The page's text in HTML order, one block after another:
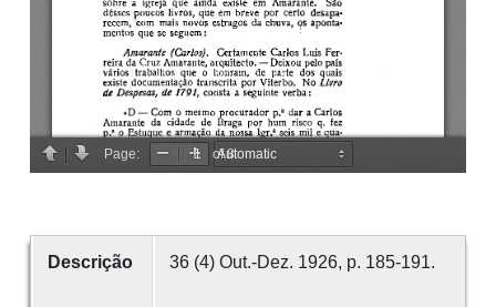
Descrição 36 (4) Out.-Dez. 1926, p. 185-191.